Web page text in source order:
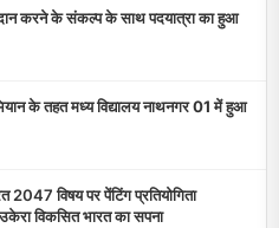
करने के संकल्प के साथ पदयात्रा का हुआ
के तहत मध्य विद्यालय नाथनगर 01 में हुआ
2047 विषय पर पेंटिंग प्रतियोगिता
उकेरा विकसित भारत का सपना